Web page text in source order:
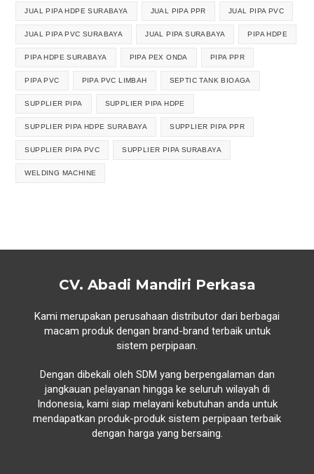
JUAL PIPA HDPE SURABAYA JUAL PIPA PPR JUAL PIPA PVC
JUAL PIPA PVC SURABAYA JUAL PIPA SURABAYA PIPA HDPE
PIPA HDPE SURABAYA PIPA PEX ONDA PIPA PPR
PIPA PVC PIPA PVC LIMBAH SEPTIC TANK BIOAGA
SUPPLIER PIPA SUPPLIER PIPA HDPE
SUPPLIER PIPA HDPE SURABAYA SUPPLIER PIPA PPR
SUPPLIER PIPA PVC SUPPLIER PIPA SURABAYA
WELDING MACHINE
CV. Abadi Mandiri Perkasa
Kami merupakan perusahaan distributor dari berbagai
macam produk dengan brand-brand terbaik untuk
sistem perpipaan.
Dengan dibekali oleh SDM yang berpengalaman dan
jangkauan pelayanan hingga ke seluruh wilayah di
Indonesia, kami siap melayani kebutuhan anda untuk
mendapatkan produk-produk sistem perpipaan terbaik
dengan harga yang bersaing.